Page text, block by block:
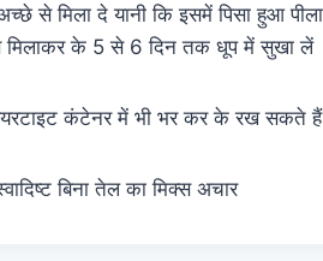
से मिला दे यानी कि इसमें पिसा हुआ पीला
मिलाकर के 5 से 6 दिन तक धूप में सुखा लें
कंटेनर में भी भर कर के रख सकते
बिना तेल का मिक्स अचार